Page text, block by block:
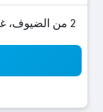
2 من الضيوف، غرفة واحدة